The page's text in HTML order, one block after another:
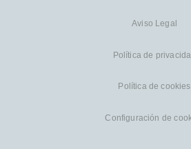
Aviso Legal
Política de
Política de cookies
Configuración de